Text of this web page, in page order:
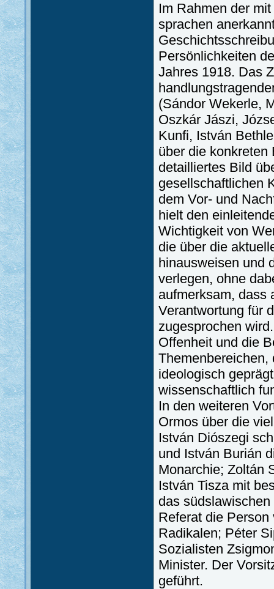
Im Rahmen der
sprachen
Persönlichkeiten
Jahres 1918. Das
(Sándor Wekerle,
Oszkár Jászi,
Kunfi, István
über die konkreten
detailliertes Bild
gesellschaftlichen
dem Vor- und
hielt den
Wichtigkeit von
die über die
hinausweisen und
verlegen, ohne
aufmerksam, dass
Verantwortung für
zugesprochen
Offenheit und die
ideologisch
wissenschaftlich
In den weiteren
Ormos über die
István Diószegi
und István Burián
Monarchie; Zoltán
István Tisza mit
das
Referat die
Radikalen; Péter
Sozialisten
Minister. Der
geführt.